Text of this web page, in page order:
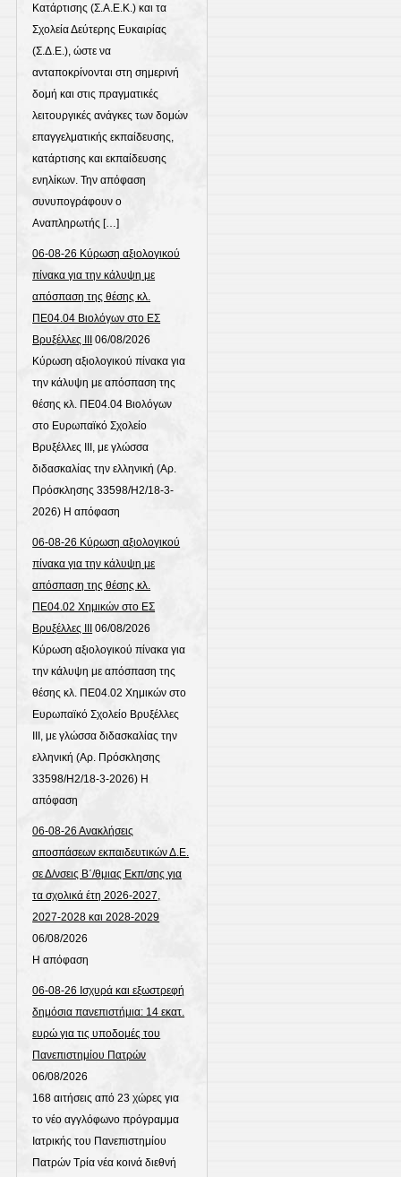
Κατάρτισης (Σ.Α.Ε.Κ.) και τα
Σχολεία Δεύτερης Ευκαιρίας
(Σ.Δ.Ε.), ώστε να
ανταποκρίνονται στη σημερινή
δομή και στις πραγματικές
λειτουργικές ανάγκες των δομών
επαγγελματικής εκπαίδευσης,
κατάρτισης και εκπαίδευσης
ενηλίκων. Την απόφαση
συνυπογράφουν ο
Αναπληρωτής […]
06-08-26 Κύρωση αξιολογικού
πίνακα για την κάλυψη με
απόσπαση της θέσης κλ.
ΠΕ04.04 Βιολόγων στο ΕΣ
Βρυξέλλες ΙΙΙ 06/08/2026
Κύρωση αξιολογικού πίνακα για
την κάλυψη με απόσπαση της
θέσης κλ. ΠΕ04.04 Βιολόγων
στο Ευρωπαϊκό Σχολείο
Βρυξέλλες ΙΙΙ, με γλώσσα
διδασκαλίας την ελληνική (Αρ.
Πρόσκλησης 33598/Η2/18-3-
2026) Η απόφαση
06-08-26 Κύρωση αξιολογικού
πίνακα για την κάλυψη με
απόσπαση της θέσης κλ.
ΠΕ04.02 Χημικών στο ΕΣ
Βρυξέλλες ΙΙΙ 06/08/2026
Κύρωση αξιολογικού πίνακα για
την κάλυψη με απόσπαση της
θέσης κλ. ΠΕ04.02 Χημικών στο
Ευρωπαϊκό Σχολείο Βρυξέλλες
ΙΙΙ, με γλώσσα διδασκαλίας την
ελληνική (Αρ. Πρόσκλησης
33598/Η2/18-3-2026) Η
απόφαση
06-08-26 Ανακλήσεις
αποσπάσεων εκπαιδευτικών Δ.Ε.
σε Δ/νσεις Β΄/θμιας Εκπ/σης για
τα σχολικά έτη 2026-2027,
2027-2028 και 2028-2029
06/08/2026
Η απόφαση
06-08-26 Ισχυρά και εξωστρεφή
δημόσια πανεπιστήμια: 14 εκατ.
ευρώ για τις υποδομές του
Πανεπιστημίου Πατρών
06/08/2026
168 αιτήσεις από 23 χώρες για
το νέο αγγλόφωνο πρόγραμμα
Ιατρικής του Πανεπιστημίου
Πατρών Τρία νέα κοινά διεθνή